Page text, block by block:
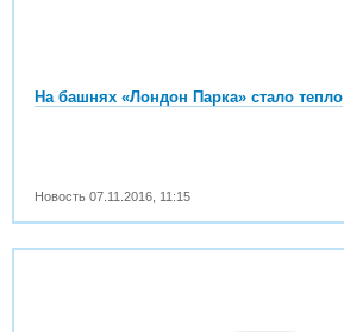
На башнях «Лондон Парка» стало тепло
Новость07.11.2016 11:15